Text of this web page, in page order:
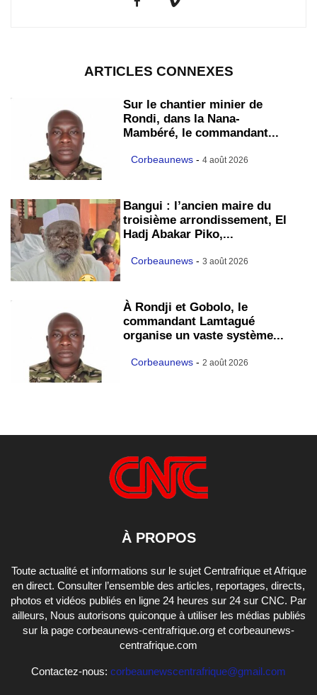
ARTICLES CONNEXES
Sur le chantier minier de
Rondi, dans la Nana-
Mambéré, le commandant...
Corbeaunews - 4 août 2026
Bangui : l’ancien maire du
troisième arrondissement, El
Hadj Abakar Piko,...
Corbeaunews - 3 août 2026
À Rondji et Gobolo, le
commandant Lamtagué
organise un vaste système...
Corbeaunews - 2 août 2026
À PROPOS
Toute actualité et informations sur le sujet Centrafrique et Afrique
en direct. Consulter l’ensemble des articles, reportages, directs,
photos et vidéos publiés en ligne 24 heures sur 24 sur CNC. Par
ailleurs, Nous autorisons quiconque à utiliser les médias publiés
sur la page corbeaunews-centrafrique.org et corbeaunews-
centrafrique.com
Contactez-nous: corbeaunewscentrafrique@gmail.com